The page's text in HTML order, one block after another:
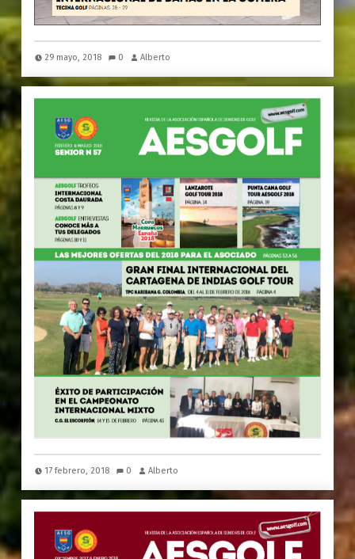
29 mayo, 2018 0 Alberto
17 febrero, 2018 0 Alberto